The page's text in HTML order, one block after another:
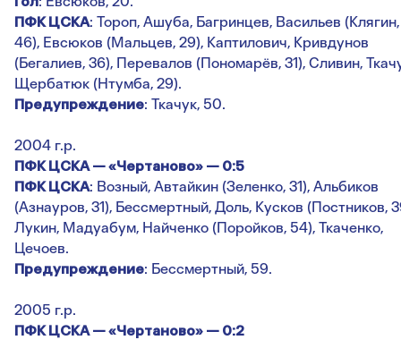
ПФК ЦСКА: Тороп, Ашуба, Багринцев, Васильев (Клягин,
46), Евсюков (Мальцев, 29), Каптилович, Кривдунов
(Бегалиев, 36), Перевалов (Пономарёв, 31), Сливин,
Щербатюк (Нтумба, 29).
Предупреждение: Ткачук, 50.
2004 г.р.
ПФК ЦСКА — «Чертаново» — 0:5
ПФК ЦСКА: Возный, Автайкин (Зеленко, 31), Альбиков
(Азнауров, 31), Бессмертный, Доль, Кусков (Постников,
Лукин, Мадуабум, Найченко (Поройков, 54), Ткаченко,
Цечоев.
Предупреждение: Бессмертный, 59.
2005 г.р.
ПФК ЦСКА — «Чертаново» — 0:2